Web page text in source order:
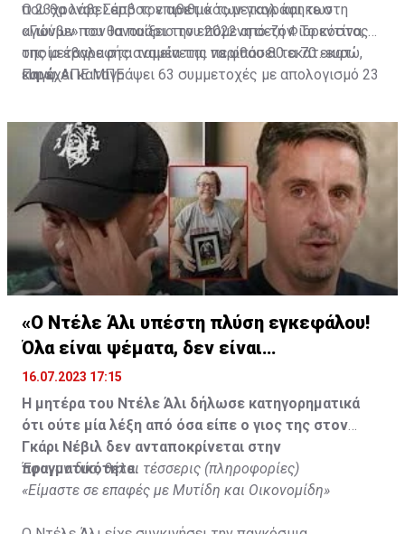
που θα λάβει από τον αριθμό των γκολ και των
αγώνων που θα παίξει την επόμενη σεζόν. Το κόστος
της μεταγραφής αναμένεται να φθάσει τα 70 εκατ.
ευρώ.
Ο 23χρονος Σέρβος επιθετικός μεταγράφηκε στη
«Γιούβε» τον Ιανουάριο του 2022 από τη Φιορεντίνα, η
οποία έβαλε στα ταμεία της περίπου 80 εκατ. ευρώ,
και έχει καταγράψει 63 συμμετοχές με απολογισμό 23
Πηγή: ΑΠΕ ΜΠΕ
«Ο Ντέλε Άλι υπέστη πλύση εγκεφάλου!
Όλα είναι ψέματα, δεν είναι
υιοθετημένος»
16.07.2023 17:15
Η μητέρα του Ντέλε Άλι δήλωσε κατηγορηματικά
ότι ούτε μία λέξη από όσα είπε ο γιος της στον
Γκάρι Νέβιλ δεν ανταποκρίνεται στην
πραγματικότητα.
Έφυγαν δύο, θέλει τέσσερις (πληροφορίες)
«Είμαστε σε επαφές με Μυτίδη και Οικονομίδη»